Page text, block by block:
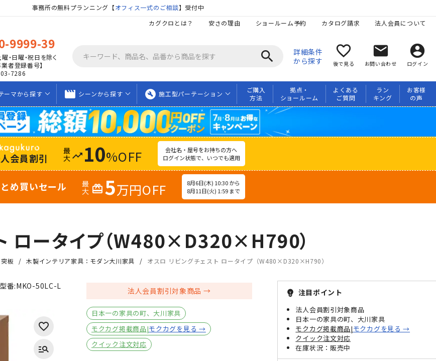
事務所の無料プランニング【オフィス一式のご相談】受付中
カグクロとは？ 安さの理由 ショールーム予約 カタログ請求 法人会員について
9999-39
曜・日曜・祝日を除く
者登録番号】
7286
search
詳細条件
から探す
favorite_border
後で見る
mail
お問い合わせ
account_circle
ログイン
ーマから探す movie_creation シーンから探す build_circle 施工型パーテーション
ご購入
方法
拠点・
ショールーム
よくある
ご質問
ラン
キング
お客様
の声
会員割引 trending_up 10%OFF
会社名・屋号をお持ちの方へ
ログイン状態で、いつでも適用
め買いセール redeem 5万円OFF
8月6日(木) 10:30 から
8月11日(火) 1:59 まで
ロータイプ（W480×D320×H790）
板 木製インテリア家具：モダン大川家具 オスロ リビングチェスト ロータイプ（W480×D320×H790）
番:MKO-50LC-L 法人会員割引対象商品
日本一の家具の町、大川家具
モクカグ掲載商品|モクカグを見る →
クイック注文対応
emoji_objects 注目ポイント
法人会員割引対象商品
日本一の家具の町、大川家具
モクカグ掲載商品|モクカグを見る →
クイック注文対応
販売中